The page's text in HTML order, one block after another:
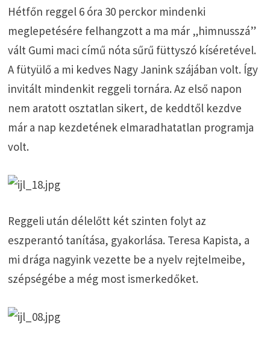
Hétfőn reggel 6 óra 30 perckor mindenki
meglepetésére felhangzott a ma már „himnusszá”
vált Gumi maci című nóta sűrű füttyszó kíséretével.
A fütyülő a mi kedves Nagy Janink szájában volt. Így
invitált mindenkit reggeli tornára. Az első napon
nem aratott osztatlan sikert, de keddtől kezdve
már a nap kezdetének elmaradhatatlan programja
volt.
Reggeli után délelőtt két szinten folyt az
eszperantó tanítása, gyakorlása. Teresa Kapista, a
mi drága nagyink vezette be a nyelv rejtelmeibe,
szépségébe a még most ismerkedőket.